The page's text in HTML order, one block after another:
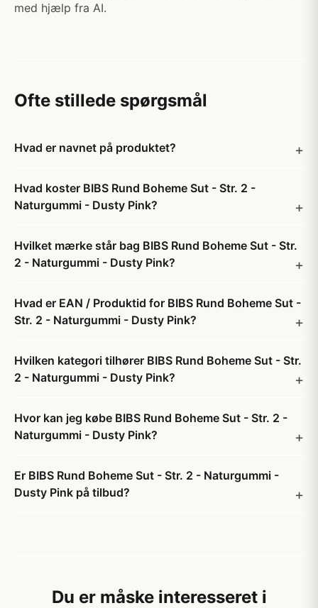
med hjælp fra AI.
Ofte stillede spørgsmål
Hvad er navnet på produktet?
Hvad koster BIBS Rund Boheme Sut - Str. 2 -
Naturgummi - Dusty Pink?
Hvilket mærke står bag BIBS Rund Boheme Sut - Str.
2 - Naturgummi - Dusty Pink?
Hvad er EAN / Produktid for BIBS Rund Boheme Sut -
Str. 2 - Naturgummi - Dusty Pink?
Hvilken kategori tilhører BIBS Rund Boheme Sut - Str.
2 - Naturgummi - Dusty Pink?
Hvor kan jeg købe BIBS Rund Boheme Sut - Str. 2 -
Naturgummi - Dusty Pink?
Er BIBS Rund Boheme Sut - Str. 2 - Naturgummi -
Dusty Pink på tilbud?
Du er måske interesseret i